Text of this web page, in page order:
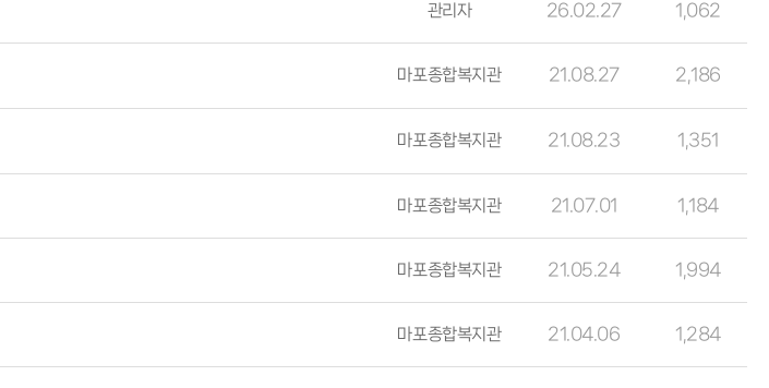
관리자 26.02.27 1,062
마포종합복지관 21.08.27 2,186
마포종합복지관 21.08.23 1,351
마포종합복지관 21.07.01 1,184
마포종합복지관 21.05.24 1,994
마포종합복지관 21.04.06 1,284